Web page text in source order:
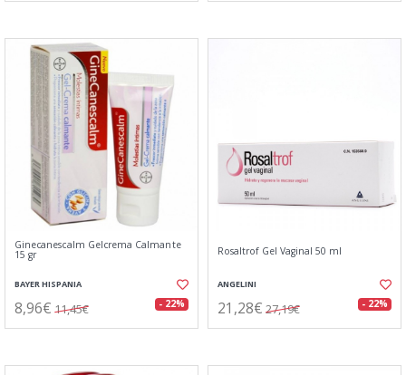
Ginecanescalm Gelcrema Calmante
15 gr
BAYER HISPANIA
8,96€ 11,45€ - 22%
Rosaltrof Gel Vaginal 50 ml
ANGELINI
21,28€ 27,19€ - 22%